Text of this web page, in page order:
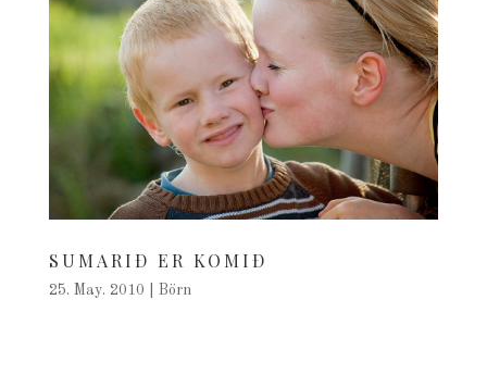
SUMARIÐ ER KOMIÐ
25. May. 2010 Börn